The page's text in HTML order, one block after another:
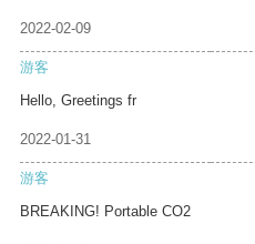
2022-02-09
游客
Hello, Greetings fr
2022-01-31
游客
BREAKING! Portable CO2